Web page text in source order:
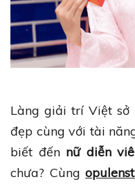
Làng giải trí Việt sở
đẹp cùng với tài
biết đến nữ diễn
chưa? Cùng